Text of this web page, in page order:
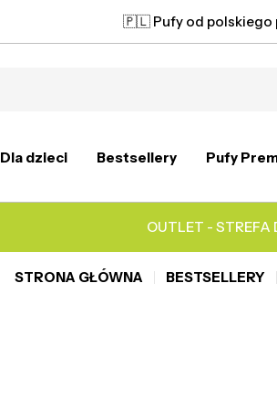
🇵🇱 Pufy od polskiego
Dla dzieci Bestsellery Pufy
OUTLET - STREFA
STRONA GŁÓWNA BESTSELLERY